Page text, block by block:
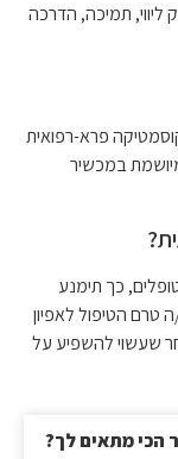
ליווי, תמיכה, הדרכה
פרא-רפואית
במכשיר
כך תימנע
טרם הטיפול לאפיון
שעשוי להשפיע על
הכי מתאים לך?